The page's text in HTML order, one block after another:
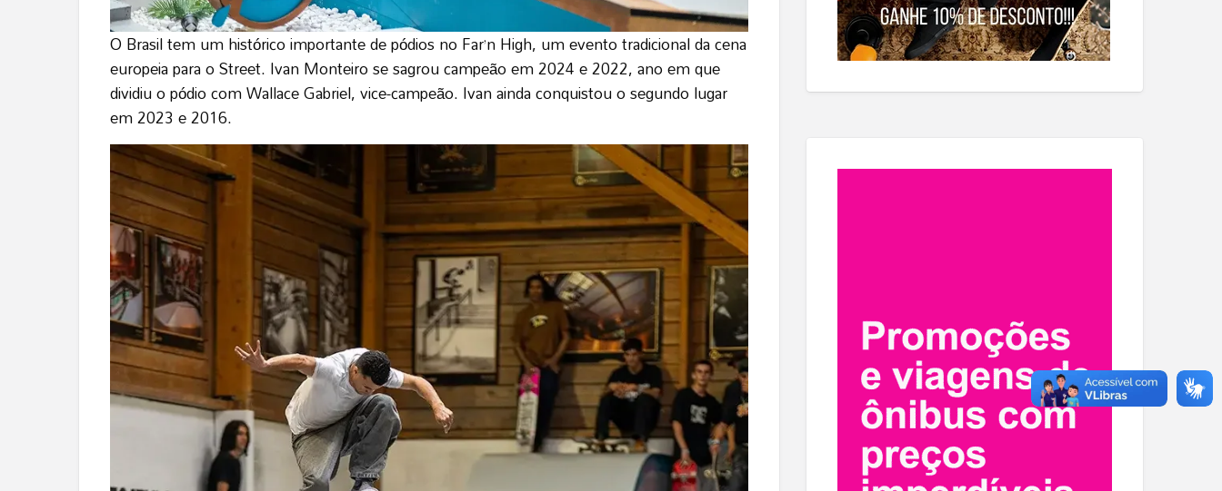
O Brasil tem um histórico importante de pódios no Far’n High, um evento tradicional da cena
europeia para o Street. Ivan Monteiro se sagrou campeão em 2024 e 2022, ano em que
dividiu o pódio com Wallace Gabriel, vice-campeão. Ivan ainda conquistou o segundo lugar
em 2023 e 2016.